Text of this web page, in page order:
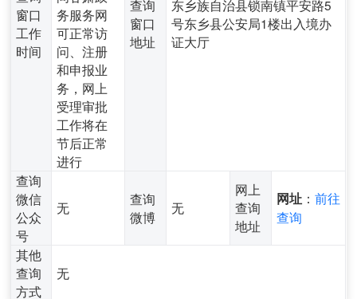
窗口
工作
时间
务服务网
可正常访
问、注册
和申报业
务，网上
受理审批
工作将在
节后正常
进行
查询
窗口
地址
东乡族自治县锁南镇平安路5
号东乡县公安局1楼出入境办
证大厅
查询
微信
公众
号
无
查询
微博
无
网上
查询
地址
网址 ：前往
查询
其他
查询
方式
无